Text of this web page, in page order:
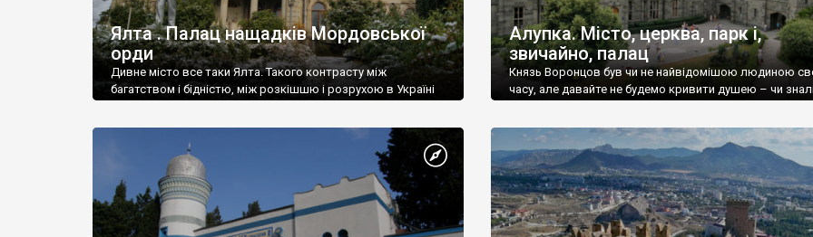
Ялта . Палац нащадків Мордовської
орди
Дивне місто все таки Ялта. Такого контрасту між
багатством і бідністю, між розкішшю і розрухою в Україні
Алупка. Місто, церква, парк і,
звичайно, палац
Князь Воронцов був чи не найвідомішою людиною
часу, але давайте не будемо кривити душею – чи